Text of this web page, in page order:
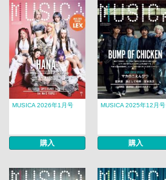
MUSICA 2026年1月号
購入
MUSICA 2025年12月号
購入